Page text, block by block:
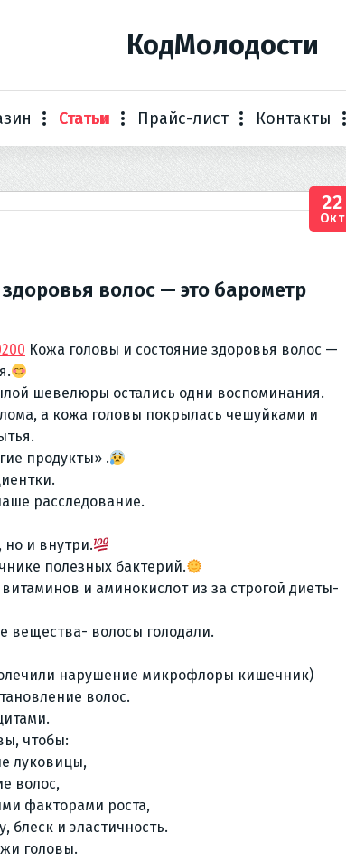
КодМолодости
Статьи Прайс-лист Контакты
22
Окт
волос — это барометр
Кожа головы и состояние здоровья волос —
шевелюры остались одни воспоминания.
а кожа головы покрылась чешуйками и
продукты» .
расследование.
но и внутри.
полезных бактерий.
и аминокислот из за строгой диеты-
вещества- волосы голодали.
нарушение микрофлоры кишечник)
волос.
чтобы:
луковицы,
волос,
факторами роста,
блеск и эластичность.
головы.